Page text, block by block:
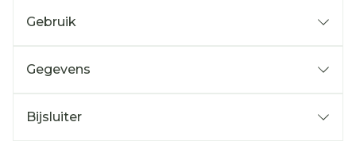
Gebruik
Gegevens
Bijsluiter